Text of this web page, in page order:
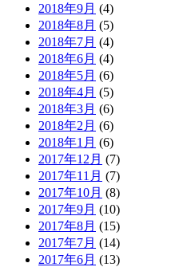
2018年9月 (4)
2018年8月 (5)
2018年7月 (4)
2018年6月 (4)
2018年5月 (6)
2018年4月 (5)
2018年3月 (6)
2018年2月 (6)
2018年1月 (6)
2017年12月 (7)
2017年11月 (7)
2017年10月 (8)
2017年9月 (10)
2017年8月 (15)
2017年7月 (14)
2017年6月 (13)